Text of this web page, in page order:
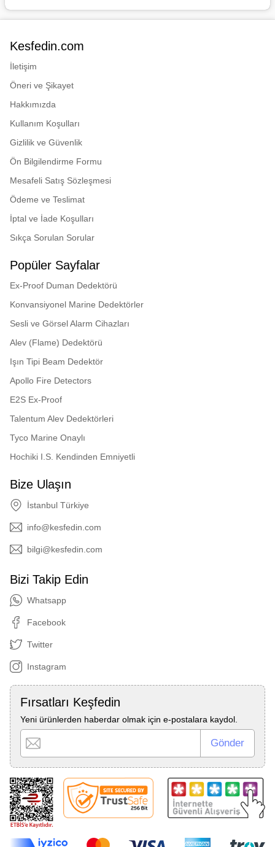
Kesfedin.com
İletişim
Öneri ve Şikayet
Hakkımızda
Kullanım Koşulları
Gizlilik ve Güvenlik
Ön Bilgilendirme Formu
Mesafeli Satış Sözleşmesi
Ödeme ve Teslimat
İptal ve İade Koşulları
Sıkça Sorulan Sorular
Popüler Sayfalar
Ex-Proof Duman Dedektörü
Konvansiyonel Marine Dedektörler
Sesli ve Görsel Alarm Cihazları
Alev (Flame) Dedektörü
Işın Tipi Beam Dedektör
Apollo Fire Detectors
E2S Ex-Proof
Talentum Alev Dedektörleri
Tyco Marine Onaylı
Hochiki I.S. Kendinden Emniyetli
Bize Ulaşın
İstanbul Türkiye
info@kesfedin.com
bilgi@kesfedin.com
Bizi Takip Edin
Whatsapp
Facebook
Twitter
Instagram
Fırsatları Keşfedin
Yeni ürünlerden haberdar olmak için e-postalara kaydol.